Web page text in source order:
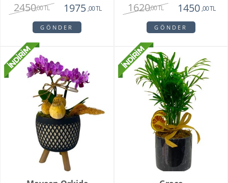
2450,00 TL 1975 ,00 TL
GÖNDER
1620,00 TL 1450 ,00 TL
GÖNDER